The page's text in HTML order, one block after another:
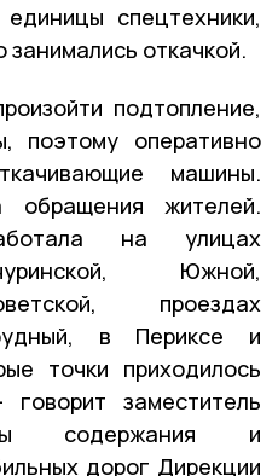
спецтехники,
занимались откачкой.
подтопление,
поэтому оперативно
машины.
обращения жителей.
на улицах
Южной,
проездах
в Периксе и
точки приходилось
заместитель
содержания и
дорог Дирекции